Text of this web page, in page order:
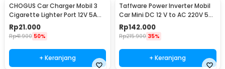
CHOGUS Car Charger Mobil 3
Cigarette Lighter Port 12V 5A
60W - BM-001
Rp21.000
Rp41.900 50%
+ Keranjang
Taffware Power Inverter Mobil
Car Mini DC 12 V to AC 220V 5V
USB 150W - T150W
Rp142.000
Rp215.900 35%
+ Keranjang